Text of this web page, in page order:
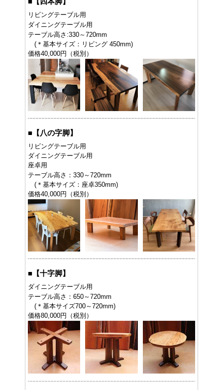
リビングテーブル用
ダイニングテーブル用
テーブル高さ:330～720mm
(＊基本サイズ：リビング 450mm)
価格40,000円（税別）
■ 【八の字脚】
リビングテーブル用
ダイニングテーブル用
座卓用
テーブル高さ：330～720mm
(＊基本サイズ：座卓350mm)
価格40,000円（税別）
■ 【十字脚】
ダイニングテーブル用
テーブル高さ：650～720mm
(＊基本サイズ700～720mm)
価格80,000円（税別）